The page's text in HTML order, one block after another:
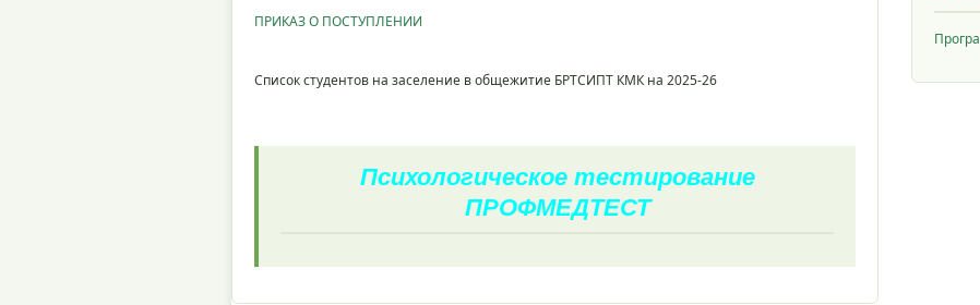
ПРИКАЗ О ПОСТУПЛЕНИИ
Список студентов на заселение в общежитие БРТСИПТ КМК на 2025-26
Психологическое тестирование
ПРОФМЕДТЕСТ